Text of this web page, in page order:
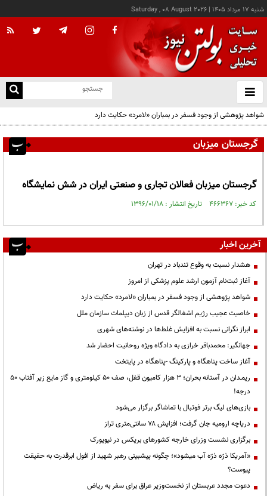
شنبه ۱۷ مرداد ۱۴۰۵ |
Saturday , 08 August 2026
باز
و
شواهد پژوهشی از وجود فسفر در بمباران «لامرد» حکایت دارد
گرجستان میزبان
گرجستان میزبان فعالان تجاری و صنعتی ایران در شش نمایشگاه
کد خبر: ۴۶۶۳۶۷ تاریخ انتشار : ۱۳۹۶/۰۱/۱۸
آخرین اخبار
هشدار نسبت به وقوع تندباد در تهران
آغاز ثبت‌نام آزمون ارشد علوم پزشکی از امروز
شواهد پژوهشی از وجود فسفر در بمباران «لامرد» حکایت دارد
خاصیت عجیب رژیم اشغالگر قدس از زبان دیپلمات سازمان ملل
ابراز نگرانی نسبت به افزایش غلط‌ها در نوشته‌های شهری
جهانگیر: محمدباقر خرازی به دادگاه ویژه روحانیت احضار شد
آغاز ساخت پناهگاه و پارکینگ -پناهگاه در پایتخت
ریمـدان در آستانه بحران؛ ۳ هزار کامیون قفل، صف ۵۰ کیلومتری و گاز مایع زیر آفتاب ۵۰
درجه!
بازی‌های لیگ برتر فوتبال با تماشاگر برگزار می‌شود
دریاچه ارومیه جان گرفت؛ افزایش ۷۸ سانتی‌متری تراز
برگزاری نشست وزرای خارجه کشورهای بریکس در نیویورک
«آمریکا ذرّه ذرّه آب میشود»؛ چگونه پیشبینی رهبر شهید از افول ابرقدرت به حقیقت
پیوست؟
دعوت مجدد عربستان از نخست‌وزیر عراق برای سفر به ریاض